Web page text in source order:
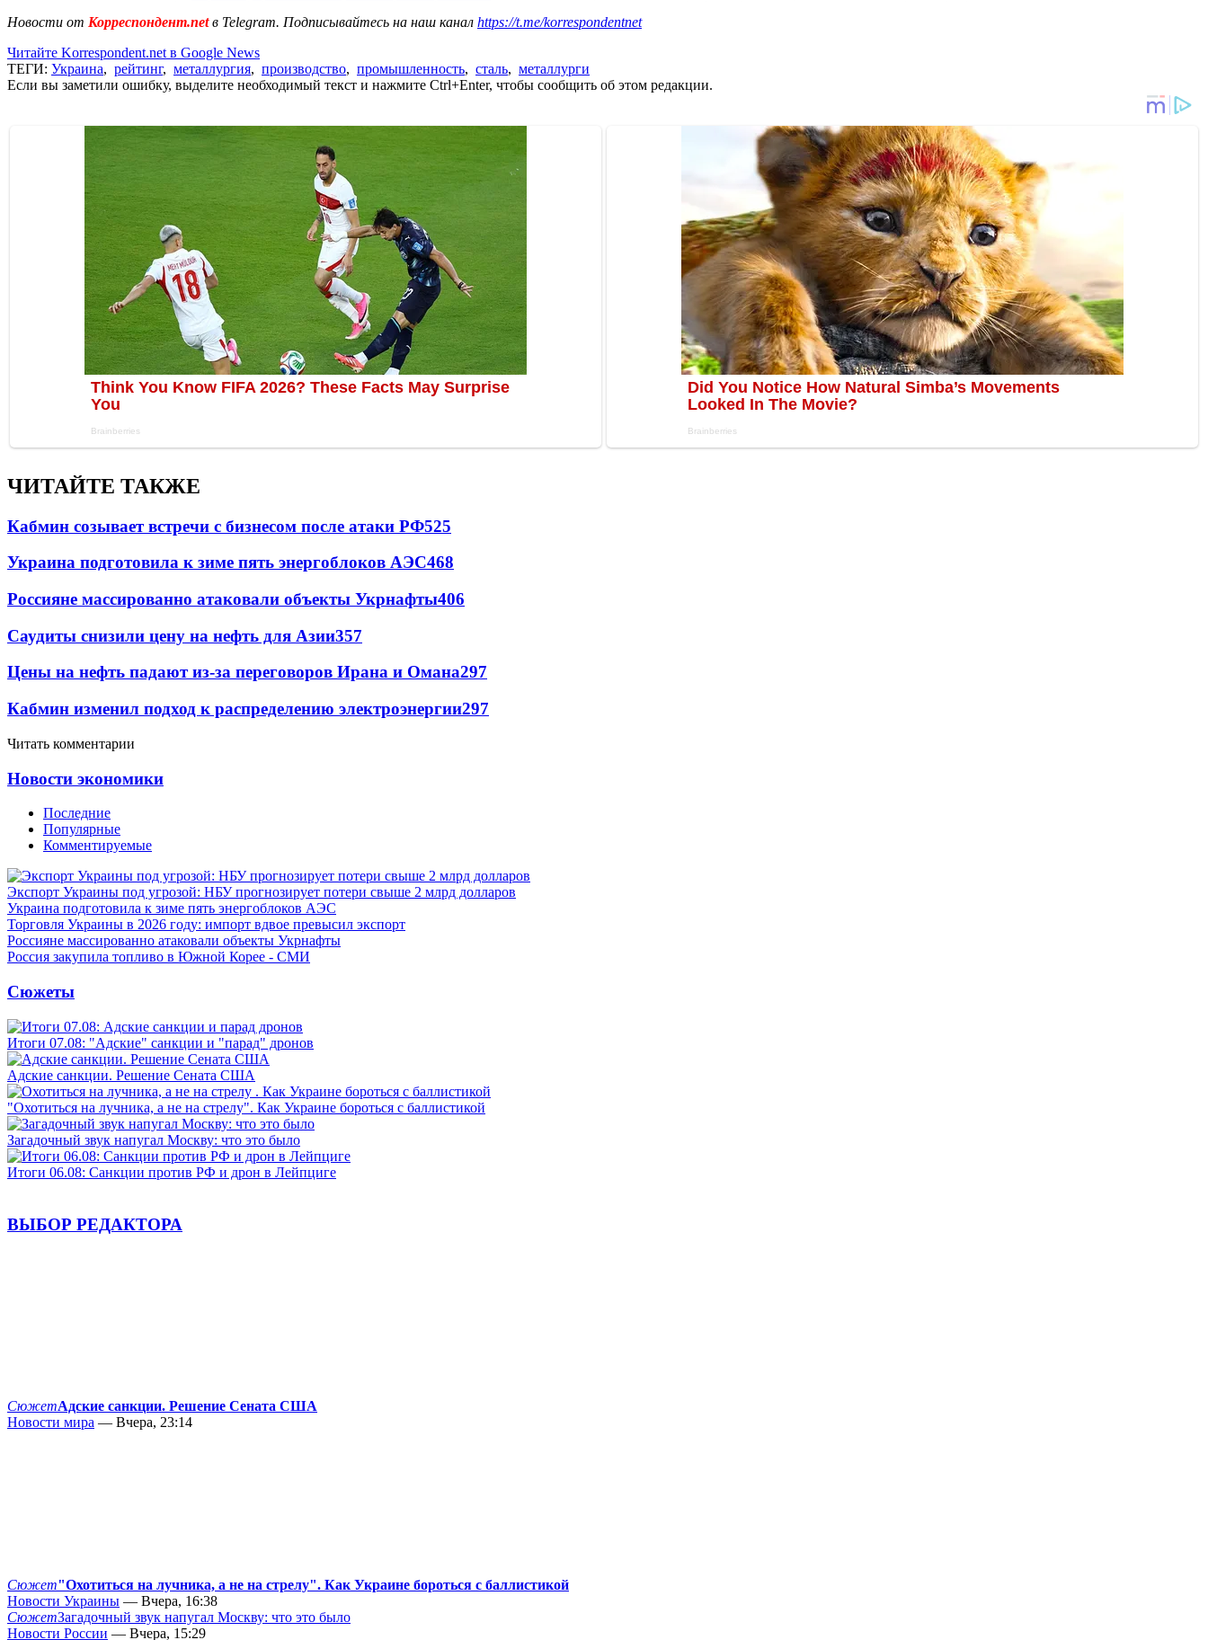
Новости от Корреспондент.netв Telegram. Подписывайтесь на наш канал https://t.me/korrespondentnet
Читайте Korrespondent.net в Google News
ТЕГИ: Украина, рейтинг, металлургия, производство, промышленность, сталь, металлурги
Если вы заметили ошибку, выделите необходимый текст и нажмите Ctrl+Enter, чтобы сообщить об этом редакции.
ЧИТАЙТЕ ТАКЖЕ
Кабмин созывает встречи с бизнесом после атаки РФ525
Украина подготовила к зиме пять энергоблоков АЭС468
Россияне массированно атаковали объекты Укрнафты406
Саудиты снизили цену на нефть для Азии357
Цены на нефть падают из-за переговоров Ирана и Омана297
Кабмин изменил подход к распределению электроэнергии297
Читать комментарии
Новости экономики
Последние
Популярные
Комментируемые
Экспорт Украины под угрозой: НБУ прогнозирует потери свыше 2 млрд долларов
Украина подготовила к зиме пять энергоблоков АЭС
Торговля Украины в 2026 году: импорт вдвое превысил экспорт
Россияне массированно атаковали объекты Укрнафты
Россия закупила топливо в Южной Корее - СМИ
Сюжеты
Итоги 07.08: "Адские" санкции и "парад" дронов
Адские санкции. Решение Сената США
"Охотиться на лучника, а не на стрелу". Как Украине бороться с баллистикой
Загадочный звук напугал Москву: что это было
Итоги 06.08: Санкции против РФ и дрон в Лейпциге
ВЫБОР РЕДАКТОРА
СюжетАдские санкции. Решение Сената США
Новости мира — Вчера, 23:14
Сюжет"Охотиться на лучника, а не на стрелу". Как Украине бороться с баллистикой
Новости Украины — Вчера, 16:38
СюжетЗагадочный звук напугал Москву: что это было
Новости России — Вчера, 15:29